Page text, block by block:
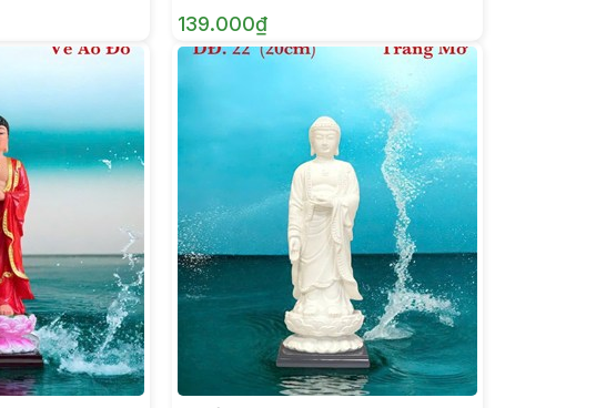
139.000₫